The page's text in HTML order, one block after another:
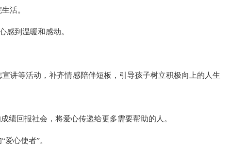
活。
感到温暖和感动。
讲等活动，补齐情感陪伴短板，引导孩子树立积极向上的人生
绩回报社会，将爱心传递给更多需要帮助的人。
心使者”。